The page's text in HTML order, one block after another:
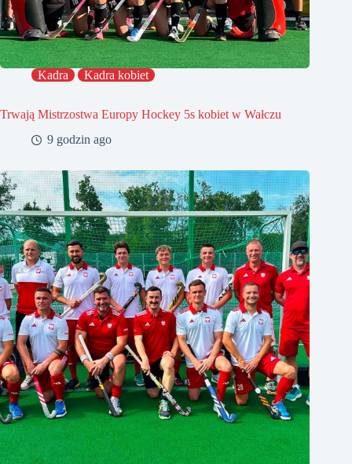
Kadra Kadra kobiet
Trwają Mistrzostwa Europy Hockey 5s kobiet w Wałczu
9 godzin ago